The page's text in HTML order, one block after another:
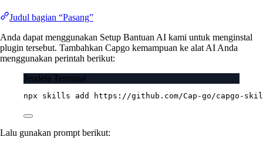
Judul bagian “Pasang”
Anda dapat menggunakan Setup Bantuan AI kami untuk menginstal
plugin tersebut. Tambahkan Capgo kemampuan ke alat AI Anda
menggunakan perintah berikut:
Jendela Terminal
npx skills add https://github.com/Cap-go/capgo-
Lalu gunakan prompt berikut: